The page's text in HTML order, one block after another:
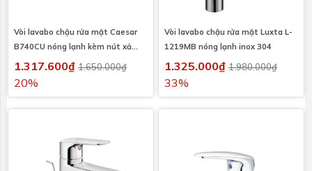
Vòi lavabo chậu rửa mặt Caesar
B740CU nóng lạnh kèm nút xả
nhấn
1.317.600₫ 1.650.000₫
20%
Vòi lavabo chậu rửa mặt Luxta L-
1219MB nóng lạnh inox 304
1.325.000₫ 1.980.000₫
33%